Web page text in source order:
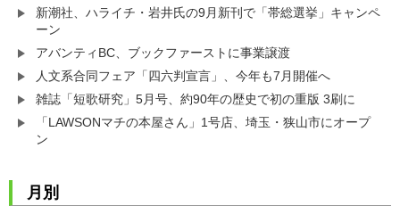
新潮社、ハライチ・岩井氏の9月新刊で「帯総選挙」キャンペ
ーン
アバンティBC、ブックファーストに事業譲渡
人文系合同フェア「四六判宣言」、今年も7月開催へ
雑誌「短歌研究」5月号、約90年の歴史で初の重版 3刷に
「LAWSONマチの本屋さん」1号店、埼玉・狭山市にオープ
ン
月別